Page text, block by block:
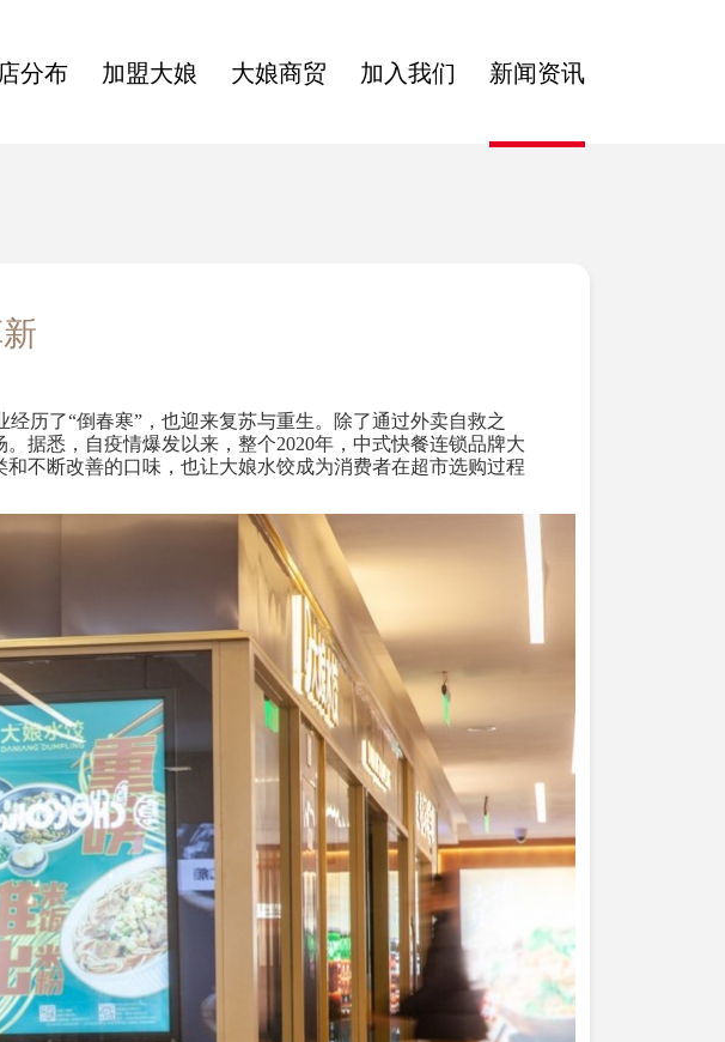
分布 加盟大娘 大娘商贸 加入我们 新闻资讯
经历了“倒春寒” ，也迎来复苏与重生。除了通过外卖自救之
据悉，自疫情爆发以来，整个2020年，中式快餐连锁品牌大
不断改善的口味，也让大娘水饺成为消费者在超市选购过程